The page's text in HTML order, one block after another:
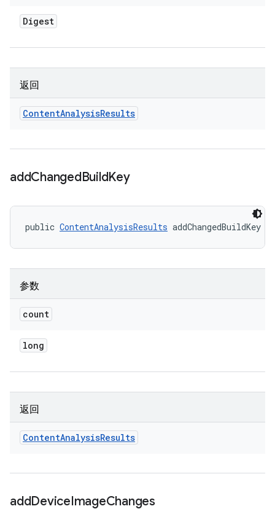
Digest
返回
ContentAnalysisResults
addChangedBuildKey
public ContentAnalysisResults addChangedBuildKey
参数
count
long
返回
ContentAnalysisResults
addDeviceImageChanges